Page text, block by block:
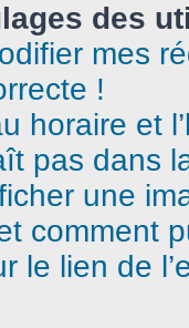
des
mes
!
horaire et
pas dans
une
comment
le lien de